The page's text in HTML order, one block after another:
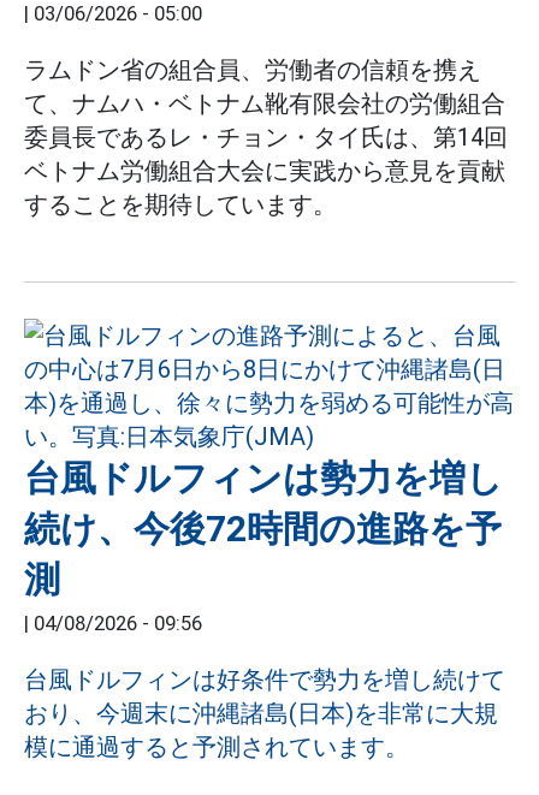
| 03/06/2026 - 05:00
ラムドン省の組合員、労働者の信頼を携え
て、ナムハ・ベトナム靴有限会社の労働組合
委員長であるレ・チョン・タイ氏は、第14回
ベトナム労働組合大会に実践から意見を貢献
することを期待しています。
台風ドルフィンは勢力を増し
続け、今後72時間の進路を予
測
| 04/08/2026 - 09:56
台風ドルフィンは好条件で勢力を増し続けて
おり、今週末に沖縄諸島(日本)を非常に大規
模に通過すると予測されています。